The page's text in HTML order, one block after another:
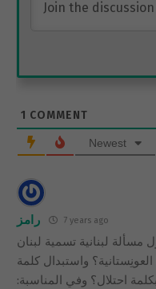
1 COMMENT
Newest
رامز 7 years ago
مسألة لبنانية تسمية لبنان
واستبدال كلمة
“وصاية” المديدة العمر منذ 1990 بكلمة احتلال؟ وفي المناسبة: